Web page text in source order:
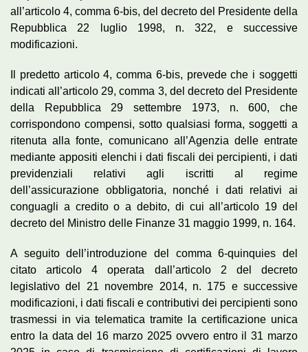
all’articolo 4, comma 6-bis, del decreto del Presidente della
Repubblica 22 luglio 1998, n. 322, e successive
modificazioni.
Il predetto articolo 4, comma 6-bis, prevede che i soggetti
indicati all’articolo 29, comma 3, del decreto del Presidente
della Repubblica 29 settembre 1973, n. 600, che
corrispondono compensi, sotto qualsiasi forma, soggetti a
ritenuta alla fonte, comunicano all’Agenzia delle entrate
mediante appositi elenchi i dati fiscali dei percipienti, i dati
previdenziali relativi agli iscritti al regime
dell’assicurazione obbligatoria, nonché i dati relativi ai
conguagli a credito o a debito, di cui all’articolo 19 del
decreto del Ministro delle Finanze 31 maggio 1999, n. 164.
A seguito dell’introduzione del comma 6-quinquies del
citato articolo 4 operata dall’articolo 2 del decreto
legislativo del 21 novembre 2014, n. 175 e successive
modificazioni, i dati fiscali e contributivi dei percipienti sono
trasmessi in via telematica tramite la certificazione unica
entro la data del 16 marzo 2025 ovvero entro il 31 marzo